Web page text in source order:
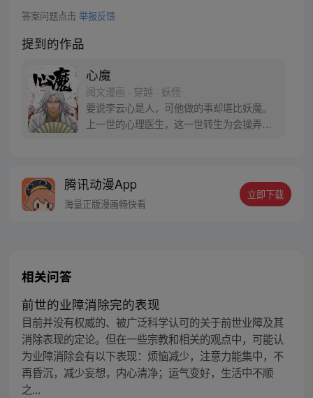
答案问题点击 举报反馈
提到的作品
心魔
阅文漫画 · 穿越 · 妖怪
要说李云心是人，可他做的事却堪比妖魔。
上一世的心理医生，这一世转生为会操弄术
黑白阎君见了他也要问一句：食人心魔何处
来？ 李云心食人，也食人心。
腾讯动漫App
海量正版漫画畅快看
立即下载
相关问答
前世的业障消除完的表现
目前并没有权威的、被广泛科学认可的关于前世业障及其
消除表现的定论。但在一些宗教和相关的观点中，可能认
为业障消除会有以下表现：烦恼减少，注意力能集中，不
再昏沉，减少妄想，内心清净；运气变好，生活中不顺
之...